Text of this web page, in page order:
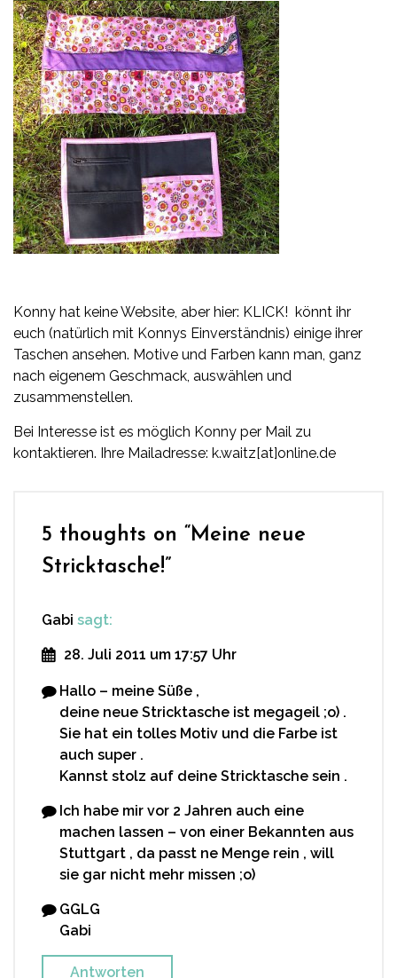
Konny hat keine Website, aber hier: KLICK! könnt ihr
euch (natürlich mit Konnys Einverständnis) einige ihrer
Taschen ansehen. Motive und Farben kann man, ganz
nach eigenem Geschmack, auswählen und
zusammenstellen.
Bei Interesse ist es möglich Konny per Mail zu
kontaktieren. Ihre Mailadresse: k.waitz[at]online.de
5 thoughts on “Meine neue
Stricktasche!”
Gabi sagt:
28. Juli 2011 um 17:57 Uhr
Hallo – meine Süße ,
deine neue Stricktasche ist megageil ;o) .
Sie hat ein tolles Motiv und die Farbe ist
auch super .
Kannst stolz auf deine Stricktasche sein .
Ich habe mir vor 2 Jahren auch eine
machen lassen – von einer Bekannten aus
Stuttgart , da passt ne Menge rein , will
sie gar nicht mehr missen ;o)
GGLG
Gabi
Antworten